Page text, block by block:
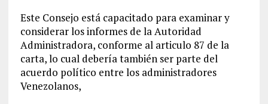
Este Consejo está capacitado para examinar y
considerar los informes de la Autoridad
Administradora, conforme al articulo 87 de la
carta, lo cual debería también ser parte del
acuerdo político entre los administradores
Venezolanos,